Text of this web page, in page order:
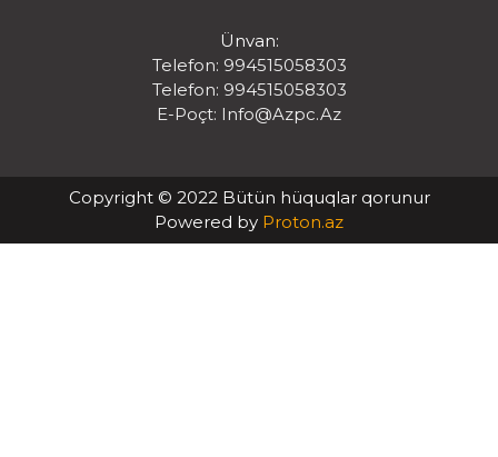
Ünvan:
Telefon: 994515058303
Telefon: 994515058303
E-Poçt: Info@azpc.az
Copyright © 2022 Bütün hüquqlar qorunur
Powered by Proton.az